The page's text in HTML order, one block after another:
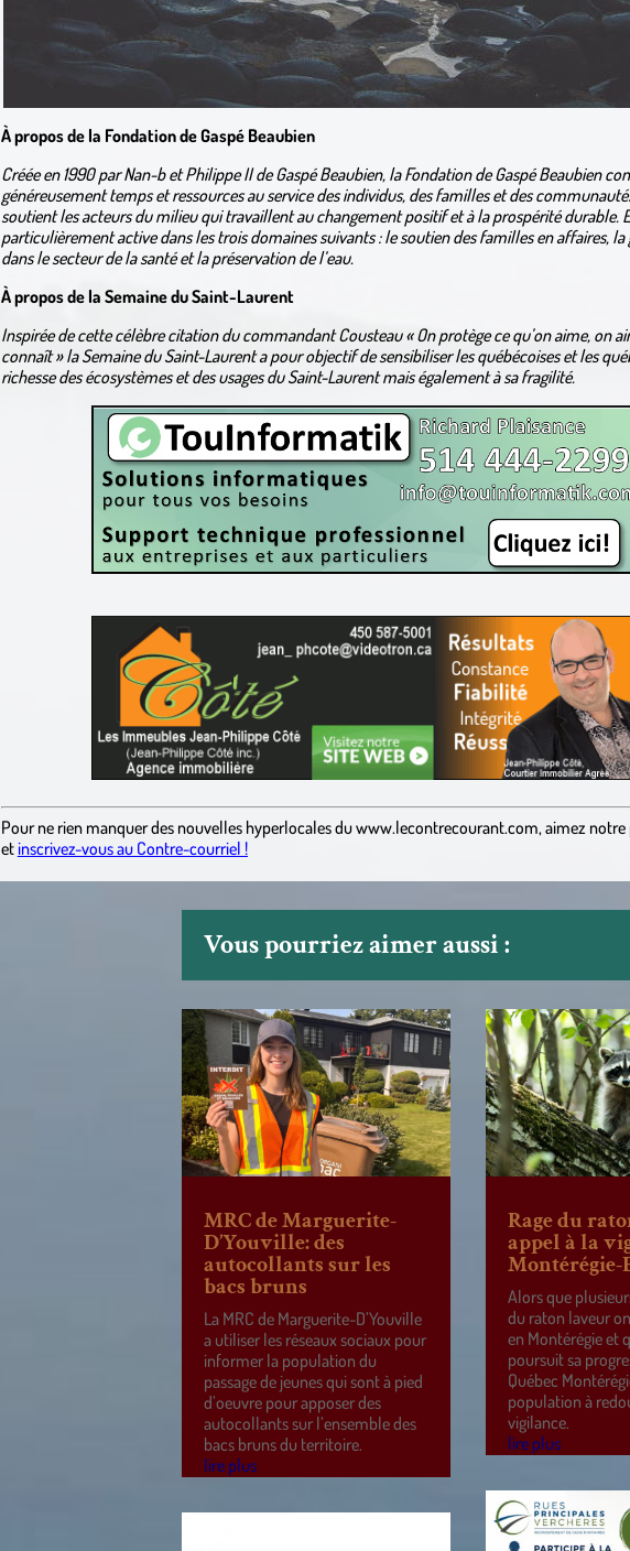
À propos de la Fondation de Gaspé Beaubien
Créée en 1990 par Nan-b et Philippe II de Gaspé Beaubien, la Fondation de Gaspé Beaubien
généreusement temps et ressources au service des individus, des familles et des
soutient les acteurs du milieu qui travaillent au changement positif et à la prospérité durable.
particulièrement active dans les trois domaines suivants : le soutien des familles en affaires, la
dans le secteur de la santé et la préservation de l’eau.
À propos de la Semaine du Saint-Laurent
Inspirée de cette célèbre citation du commandant Cousteau « On protège ce qu’on aime, on
connaît » la Semaine du Saint-Laurent a pour objectif de sensibiliser les québécoises et les
richesse des écosystèmes et des usages du Saint-Laurent mais également à sa fragilité.
Pour ne rien manquer des nouvelles hyperlocalesduwww.lecontrecourant.com, aimez notre
etinscrivez-vous au Contre-courriel !
Vous pourriez aimer aussi :
MRC de Marguerite-
D’Youville: des
autocollants sur les
bacs bruns
La MRC de Marguerite-D’Youville
a utiliser les réseaux sociaux pour
informer la population du
passage de jeunes qui sont à pied
d’oeuvre pour apposer des
autocollants sur l’ensemble des
bacs bruns du territoire.
lire plus
Rage du
appel à la
Montérégie-
Alors que
du raton laveur
en Montérégie et
poursuit sa
Québec
population à
vigilance.
lire plus